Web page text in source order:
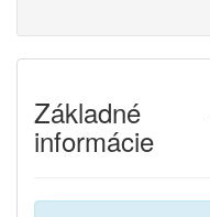
Základné
informácie